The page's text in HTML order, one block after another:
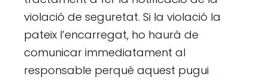
violació de seguretat. Si la violació la
pateix l’encarregat, ho haurà de
comunicar immediatament al
responsable perquè aquest pugui